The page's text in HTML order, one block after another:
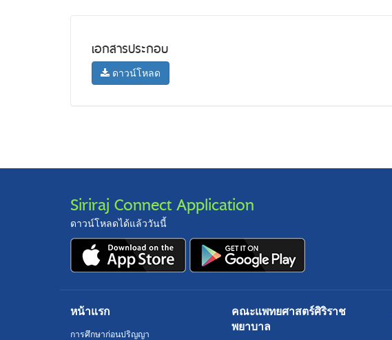
เอกสารประกอบ
ดาวน์โหลด
Siriraj Connect Application
ดาวน์โหลดได้แล้ววันนี้
หน้าแรก
การศึกษาก่อนปริญญา
คณะแพทยศาสตร์ศิริราช
พยาบาล